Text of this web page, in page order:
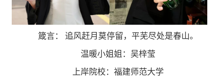
箴言： 追风赶月莫停留，平芜尽处是春山。
温暖小姐姐：吴梓莹
上岸院校：福建师范大学